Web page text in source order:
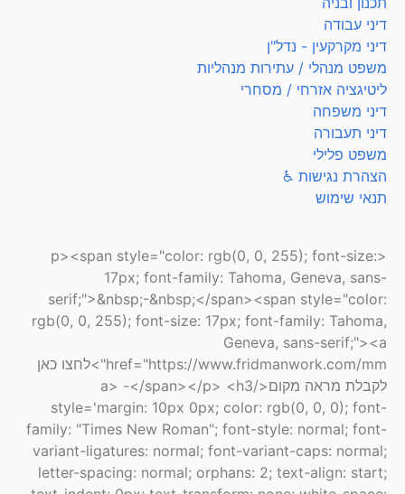
דיני עבודה
דיני מקרקעין - נדל"ן
משפט מנהלי / עתירות מנהליות
ליטיגציה אזרחי / מסחרי
דיני משפחה
דיני תעבורה
משפט פלילי
הצהרת נגישות ♿
תנאי שימוש
<p><span style="color: rgb(0, 0, 255); font-size:
17px; font-family: Tahoma, Geneva, sans-
serif;">&nbsp;-&nbsp;</span><span style="color:
rgb(0, 0, 255); font-size: 17px; font-family: Tahoma,
Geneva, sans-serif;"><a
href="https://www.fridmanwork.com/mm">לחצו כאן
לקבלת מראה מקום</a> -</span></p> <h3
style='margin: 10px 0px; color: rgb(0, 0, 0); font-
family: "Times New Roman"; font-style: normal; font-
variant-ligatures: normal; font-variant-caps: normal;
letter-spacing: normal; orphans: 2; text-align: start;